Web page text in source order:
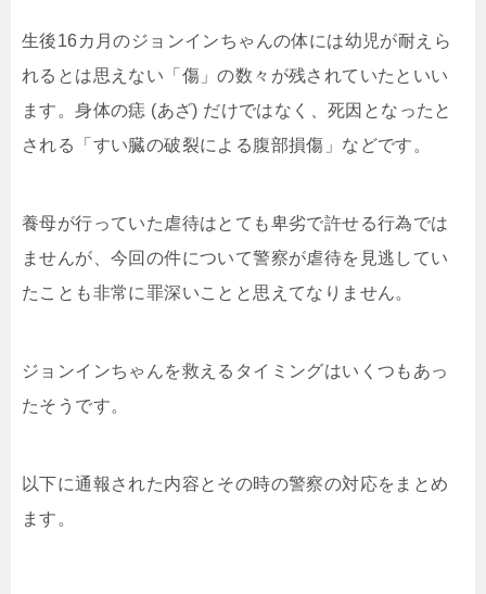
生後16カ月のジョンインちゃんの体には幼児が耐えら
れるとは思えない「傷」の数々が残されていたといい
ます。身体の痣 (あざ) だけではなく、死因となったと
される「すい臓の破裂による腹部損傷」などです。
養母が行っていた虐待はとても卑劣で許せる行為では
ませんが、今回の件について警察が虐待を見逃してい
たことも非常に罪深いことと思えてなりません。
ジョンインちゃんを救えるタイミングはいくつもあっ
たそうです。
以下に通報された内容とその時の警察の対応をまとめ
ます。